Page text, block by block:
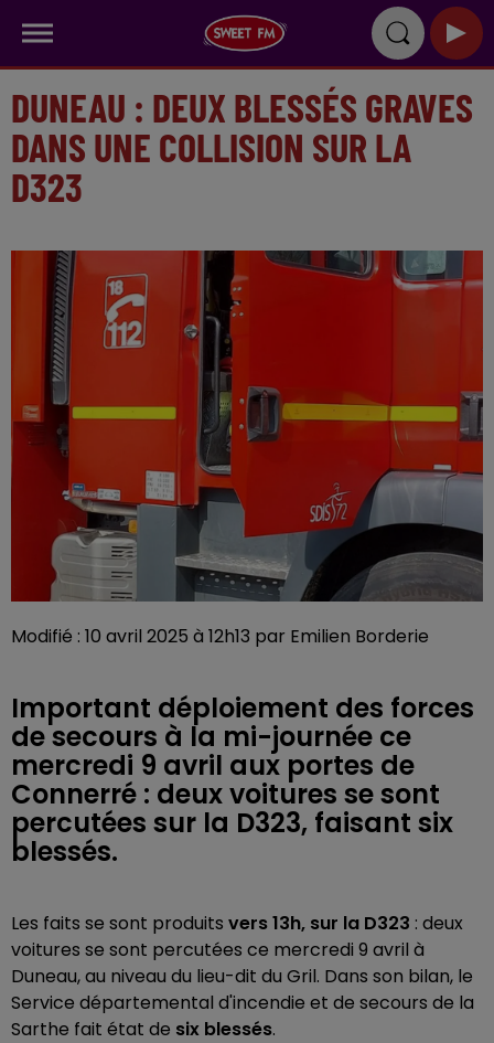
DUNEAU : DEUX BLESSÉS GRAVES
DANS UNE COLLISION SUR LA
D323
Modifié : 10 avril 2025 à 12h13 par Emilien Borderie
Important déploiement des forces
de secours à la mi-journée ce
mercredi 9 avril aux portes de
Connerré : deux voitures se sont
percutées sur la D323, faisant six
blessés.
Les faits se sont produits vers 13h, sur la D323 : deux
voitures se sont percutées ce mercredi 9 avril à
Duneau, au niveau du lieu-dit du Gril. Dans son bilan, le
Service départemental d'incendie et de secours de la
Sarthe fait état de six blessés.